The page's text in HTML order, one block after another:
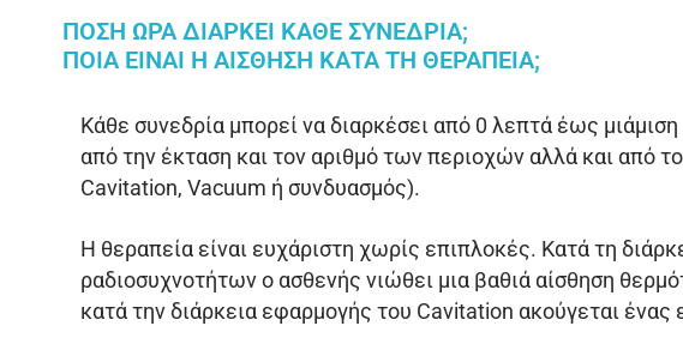
ΠΟΣΗ ΩΡΑ ΔΙΑΡΚΕΙ ΚΑΘΕ ΣΥΝΕΔΡΙΑ;
ΠΟΙΑ ΕΙΝΑΙ Η ΑΙΣΘΗΣΗ ΚΑΤΑ ΤΗ ΘΕΡΑΠΕΙΑ;
Κάθε συνεδρία μπορεί να διαρκέσει από 0 λεπτά έως
από την έκταση και τον αριθμό των περιοχών αλλά και από
Cavitation, Vacuum ή συνδυασμός).
Η θεραπεία είναι ευχάριστη χωρίς επιπλοκές. Κατά τη
ραδιοσυχνοτήτων ο ασθενής νιώθει μια βαθιά αίσθηση
κατά την διάρκεια εφαρμογής του Cavitation ακούγεται